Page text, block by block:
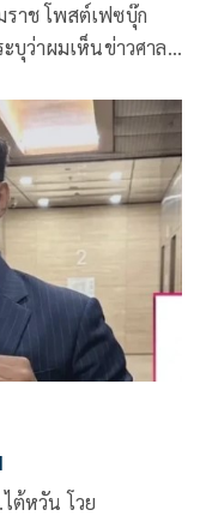
ราช โพสต์เฟซบุ๊ก
บุว่าผมเห็นข่าวศาล